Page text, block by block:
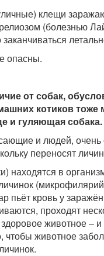
клещи
(болезнью
опасны.
от собак,
котиков
и гуляющая собака.
и людей,
переносят
находятся в
пьёт кровь у
проходят
животное –
чтобы животное